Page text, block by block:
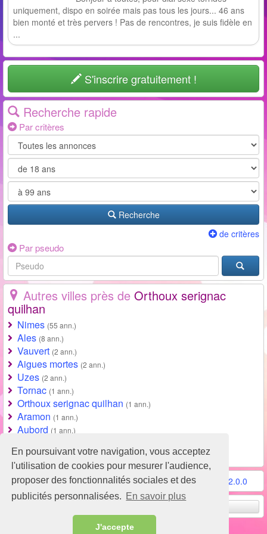
En poursuivant votre navigation, vous acceptez
l'utilisation de cookies pour mesurer l'audience,
proposer des fonctionnalités sociales et des
publicités personnalisées. En savoir plus
J'accepte
uniquement, dispo en soirée mais pas tous les jours... 46 ans
bien monté et très pervers ! Pas de rencontres, je suis fidèle en
...
S'inscrire gratuitement !
Recherche rapide
Par critères
Recherche
de critères
Par pseudo
Autres villes près de Orthoux serignac
quilhan
Nimes (55 ann.)
Ales (8 ann.)
Vauvert (2 ann.)
Aigues mortes (2 ann.)
Uzes (2 ann.)
Tornac (1 ann.)
Orthoux serignac quilhan (1 ann.)
Aramon (1 ann.)
Aubord (1 ann.)
Toutes les villes de Gard (30)
Conditions d'utilisation-Contact / FAQ-Partenaires v2.0.0